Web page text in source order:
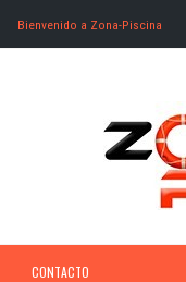
Bienvenido a Zona-Piscina
CONTACTO